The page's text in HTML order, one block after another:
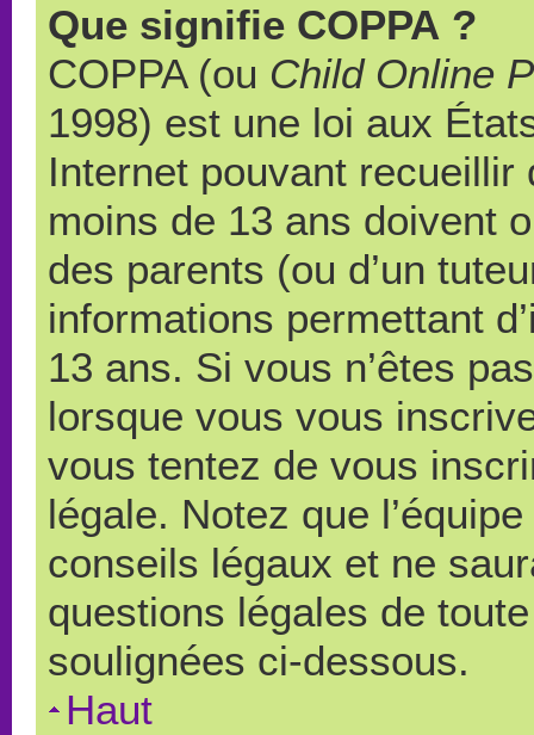
Que signifie COPPA ?
COPPA (ou Child Online
1998) est une loi aux
Internet pouvant
moins de 13 ans doivent
des parents (ou d’un
informations permettant
13 ans. Si vous n’êtes
lorsque vous vous
vous tentez de vous
légale. Notez que
conseils légaux et ne
questions légales de
soulignées ci-dessous.
Haut